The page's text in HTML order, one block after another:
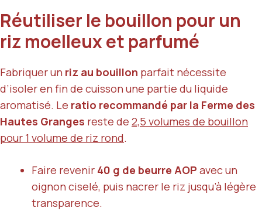
Réutiliser le bouillon pour un
riz moelleux et parfumé
Fabriquer un riz au bouillon parfait nécessite
d’isoler en fin de cuisson une partie du liquide
aromatisé. Le ratio recommandé par la Ferme des
Hautes Granges reste de 2,5 volumes de bouillon
pour 1 volume de riz rond.
Faire revenir 40 g de beurre AOP avec un
oignon ciselé, puis nacrer le riz jusqu’à légère
transparence.